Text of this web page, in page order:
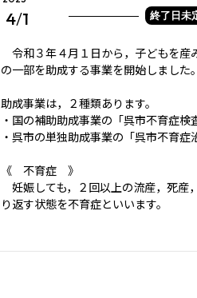
4/1 終了日未
令和３年４月１日から，子どもを産
の一部を助成する事業を開始しました。
助成事業は，２種類あります。
・国の補助助成事業の「呉市不育症検
・呉市の単独助成事業の「呉市不育症
《 不育症 》
妊娠しても，２回以上の流産，死産
り返す状態を不育症といいます。